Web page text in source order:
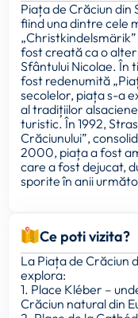
Piața de Crăciun din
fiind una dintre cele
fost creată ca o
Sfântului Nicolae. În
fost redenumită
secolelor, piața s-a
al tradițiilor
turistic. În 1992,
Crăciunului”,
2000, piața a fost
care a fost dejucat,
sporite în anii
Ce poti vizita?
La Piața de Crăciun
explora:
1. Place Kléber –
Crăciun natural din